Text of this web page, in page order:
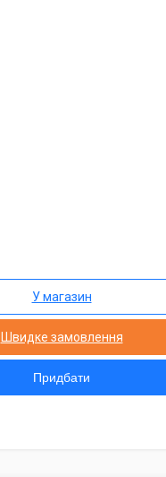
У магазин
Швидке замовлення
Придбати